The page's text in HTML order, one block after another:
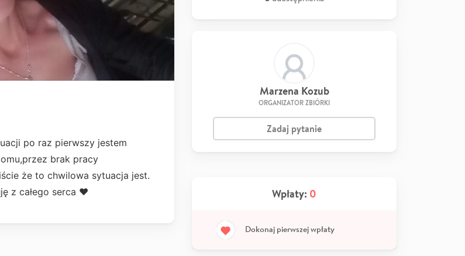
po raz pierwszy jestem
brak pracy
że to chwilowa sytuacja jest.
z całego serca ❤️
Marzena Kozub
ORGANIZATOR ZBIÓRKI
Zadaj pytanie
Wpłaty: 0
Dokonaj pierwszej wpłaty